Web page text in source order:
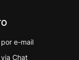
e-mail
Chat